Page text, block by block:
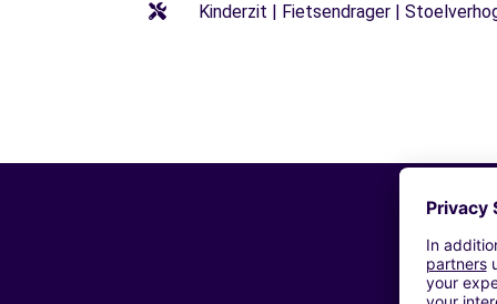
Kinderzit | Fietsendrager |